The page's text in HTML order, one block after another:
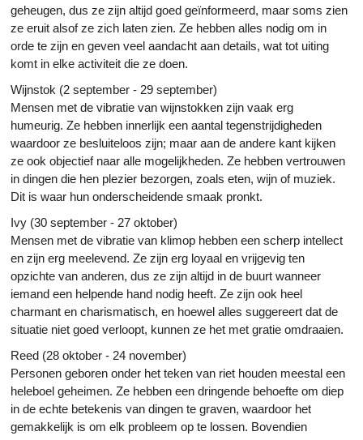
geheugen, dus ze zijn altijd goed geïnformeerd, maar soms zien
ze eruit alsof ze zich laten zien. Ze hebben alles nodig om in
orde te zijn en geven veel aandacht aan details, wat tot uiting
komt in elke activiteit die ze doen.
Wijnstok (2 september - 29 september)
Mensen met de vibratie van wijnstokken zijn vaak erg
humeurig. Ze hebben innerlijk een aantal tegenstrijdigheden
waardoor ze besluiteloos zijn; maar aan de andere kant kijken
ze ook objectief naar alle mogelijkheden. Ze hebben vertrouwen
in dingen die hen plezier bezorgen, zoals eten, wijn of muziek.
Dit is waar hun onderscheidende smaak pronkt.
Ivy (30 september - 27 oktober)
Mensen met de vibratie van klimop hebben een scherp intellect
en zijn erg meelevend. Ze zijn erg loyaal en vrijgevig ten
opzichte van anderen, dus ze zijn altijd in de buurt wanneer
iemand een helpende hand nodig heeft. Ze zijn ook heel
charmant en charismatisch, en hoewel alles suggereert dat de
situatie niet goed verloopt, kunnen ze het met gratie omdraaien.
Reed (28 oktober - 24 november)
Personen geboren onder het teken van riet houden meestal een
heleboel geheimen. Ze hebben een dringende behoefte om diep
in de echte betekenis van dingen te graven, waardoor het
gemakkelijk is om elk probleem op te lossen. Bovendien